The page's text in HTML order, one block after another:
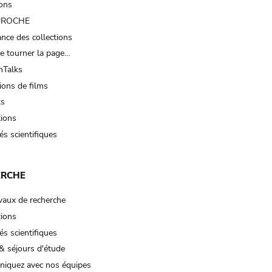
des collections
tourner la page…
de films
scientifiques
de recherche
scientifiques
séjours d'étude
avec nos équipes